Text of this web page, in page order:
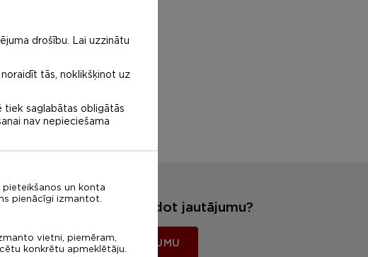
Vēlies mums uzdot jautājumu?
UZDOT JAUTĀJUMU
drošību. Lai uzzinātu
tās, noklikšķinot uz
tiek saglabātas obligātās
nav nepieciešama
un konta
pienācīgi izmantot.
vietni, piemēram,
konkrētu apmeklētāju.